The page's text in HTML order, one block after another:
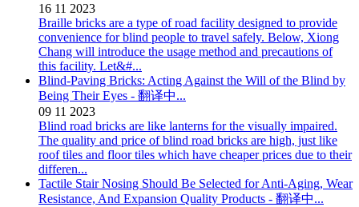
16 11 2023
Braille bricks are a type of road facility designed to provide
convenience for blind people to travel safely. Below, Xiong
Chang will introduce the usage method and precautions of
this facility. Let&#...
Blind-Paving Bricks: Acting Against the Will of the Blind by
Being Their Eyes - 翻译中...
09 11 2023
Blind road bricks are like lanterns for the visually impaired.
The quality and price of blind road bricks are high, just like
roof tiles and floor tiles which have cheaper prices due to their
differen...
Tactile Stair Nosing Should Be Selected for Anti-Aging, Wear
Resistance, And Expansion Quality Products - 翻译中...